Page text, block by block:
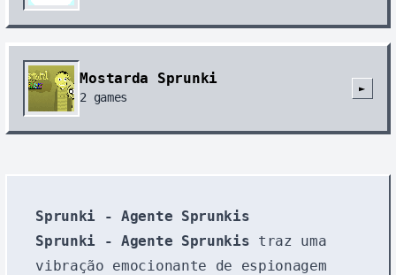
Mostarda Sprunki
2 games
►
Sprunki - Agente Sprunkis
Sprunki - Agente Sprunkis traz uma
vibração emocionante de espionagem